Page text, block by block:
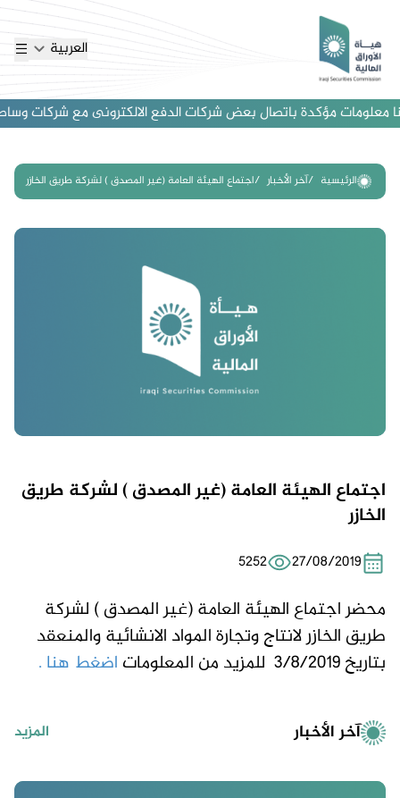
العربية
معلومات مؤكدة باتصال بعض شركات الدفع الالكترونى مع شركات وساطة
الرئيسية آخر الأخبار اجتماع الهيئة العامة (غير المصدق ) لشركة طريق الخازر
اجتماع الهيئة العامة (غير المصدق ) لشركة طريق
الخازر
27/08/2019
5252
محضر اجتماع الهيئة العامة (غير المصدق ) لشركة
طريق الخازر لانتاج وتجارة المواد الانشائية والمنعقد
بتاريخ 3/8/2019 للمزيد من المعلومات
اضغط هنا .
آخر الأخبار المزيد